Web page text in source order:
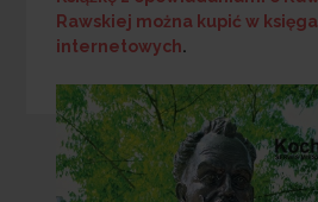
Rawskiej można kupić w
internetowych.